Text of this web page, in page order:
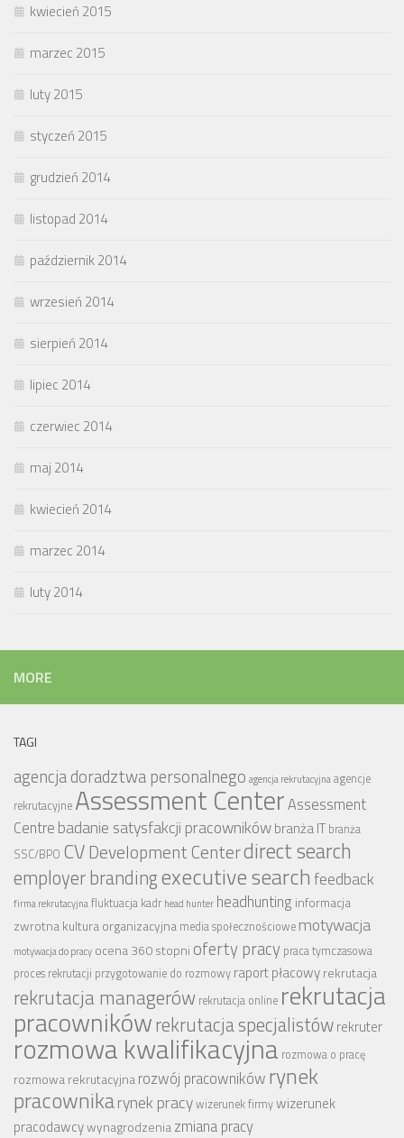
kwiecień 2015
marzec 2015
luty 2015
styczeń 2015
grudzień 2014
listopad 2014
październik 2014
wrzesień 2014
sierpień 2014
lipiec 2014
czerwiec 2014
maj 2014
kwiecień 2014
marzec 2014
luty 2014
MORE
TAGI
agencja doradztwa personalnego agencja rekrutacyjnaagencje
rekrutacyjne Assessment CenterAssessment
Centre badanie satysfakcji pracownikówbranża IT branża
SSC/BPO CV Development Centerdirect search
employer brandingexecutive searchfeedback
firma rekrutacyjnafluktuacja kadr head hunter headhunting informacja
zwrotnakultura organizacyjna media społecznościowe motywacja
motywacja do pracy ocena 360 stopni oferty pracy praca tymczasowa
proces rekrutacji przygotowanie do rozmowy raport płacowyrekrutacja
rekrutacja managerów rekrutacja online rekrutacja
pracownikówrekrutacja specjalistówrekruter
rozmowa kwalifikacyjna rozmowa o pracę
rozmowa rekrutacyjnarozwój pracowników rynek
pracownikarynek pracywizerunek firmywizerunek
pracodawcywynagrodzeniazmiana pracy